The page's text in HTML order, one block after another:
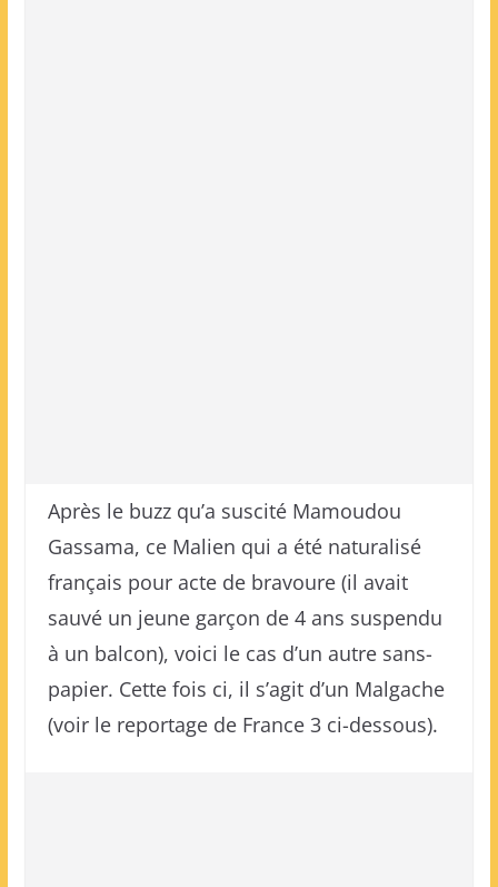
Après le buzz qu’a suscité Mamoudou
Gassama, ce Malien qui a été naturalisé
français pour acte de bravoure (il avait
sauvé un jeune garçon de 4 ans suspendu
à un balcon), voici le cas d’un autre sans-
papier. Cette fois ci, il s’agit d’un Malgache
(voir le reportage de France 3 ci-dessous).